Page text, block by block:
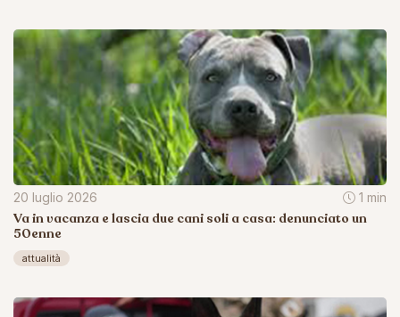
20 luglio 2026 1 min
Va in vacanza e lascia due cani soli a casa: denunciato un
50enne
attualità